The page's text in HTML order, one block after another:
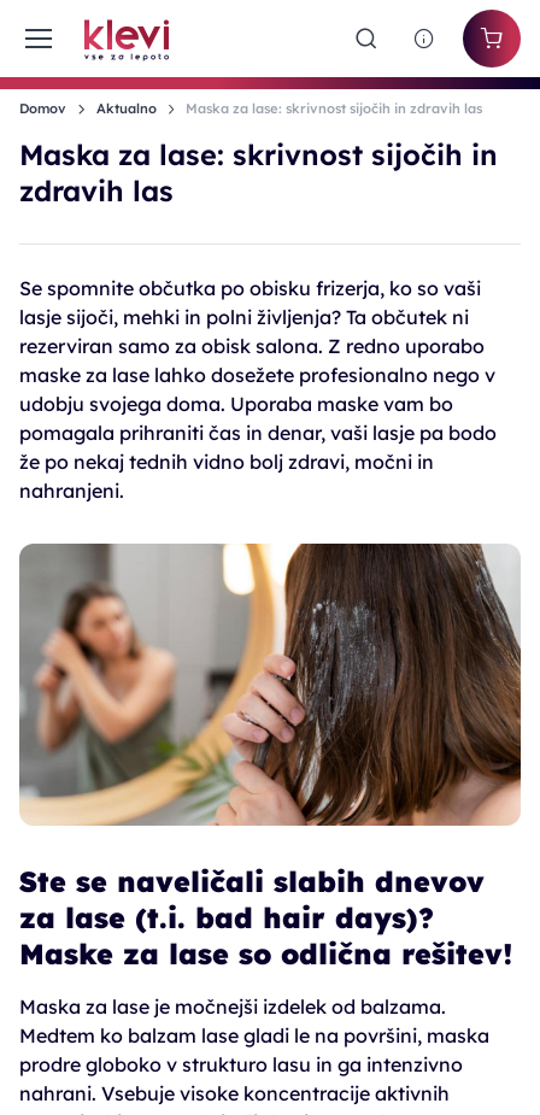
Domov Aktualno Maska za lase: skrivnost sijočih in zdravih las
Maska za lase: skrivnost sijočih in
zdravih las
Se spomnite občutka po obisku frizerja, ko so vaši
lasje sijoči, mehki in polni življenja? Ta občutek ni
rezerviran samo za obisk salona. Z redno uporabo
maske za lase lahko dosežete profesionalno nego v
udobju svojega doma. Uporaba maske vam bo
pomagala prihraniti čas in denar, vaši lasje pa bodo
že po nekaj tednih vidno bolj zdravi, močni in
nahranjeni.
Ste se naveličali slabih dnevov
za lase (t.i. bad hair days)?
Maske za lase so odlična rešitev!
Maska za lase je močnejši izdelek od balzama.
Medtem ko balzam lase gladi le na površini, maska
prodre globoko v strukturo lasu in ga intenzivno
nahrani. Vsebuje visoke koncentracije aktivnih